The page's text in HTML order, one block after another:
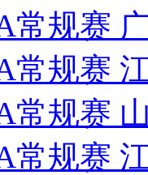
常规赛
常规赛
常规赛
常规赛